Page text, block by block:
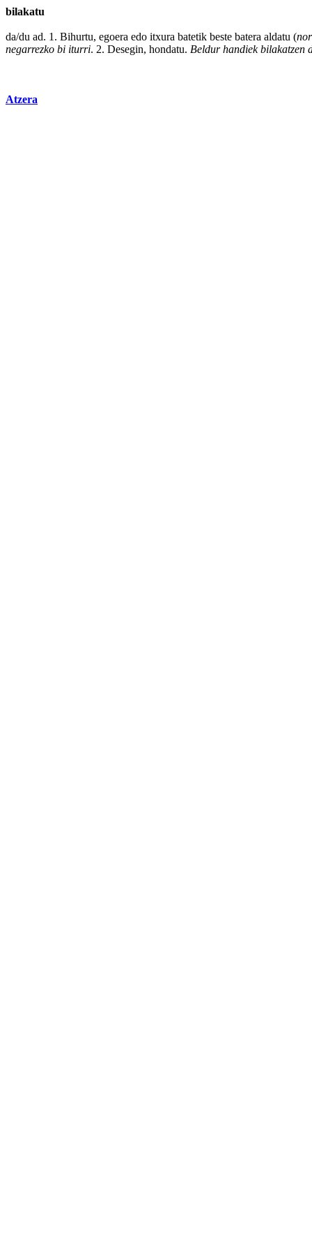
bilakatu
da/du ad. 1. Bihurtu, egoera edo itxura batetik beste batera aldatu (nor
negarrezko bi iturri. 2. Desegin, hondatu. Beldur handiek bilakatzen
Atzera